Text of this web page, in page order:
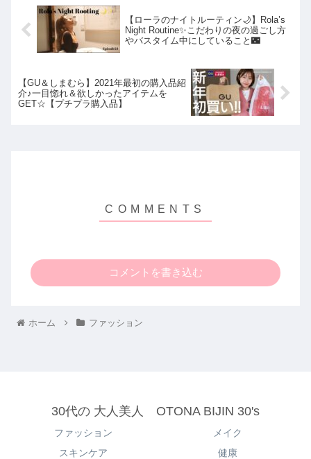
【ローラのナイトルーティン🌙】Rola’s
Night Routine✨こだわりの夜の過ごし方
やバスタイム中にしていること🌃
【GU＆しまむら】2021年最初の購入品紹
介♪一目惚れ＆欲しかったアイテムを
GET☆【プチプラ購入品】
コメントを書き込む
ホーム ファッション
30代の 大人美人 OTONA BIJIN 30's
ファッション
メイク
スキンケア
健康